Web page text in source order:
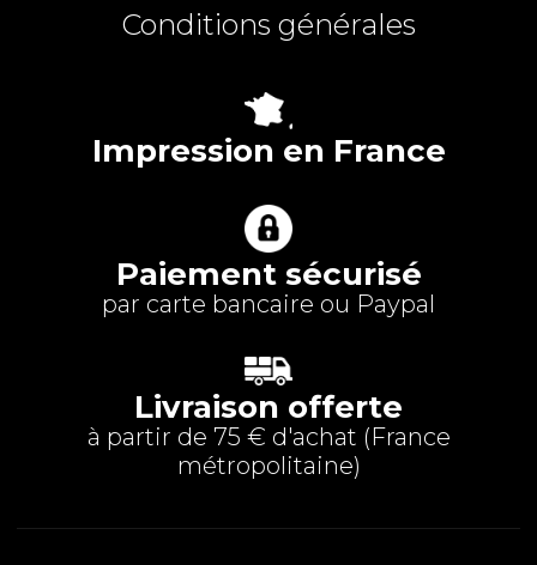
Conditions générales
Impression en France
Paiement sécurisé
par carte bancaire ou Paypal
Livraison offerte
à partir de 75 € d'achat ( France
métropolitaine)